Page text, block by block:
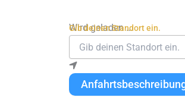
Wird geladen …
Gib deinen Standort ein.